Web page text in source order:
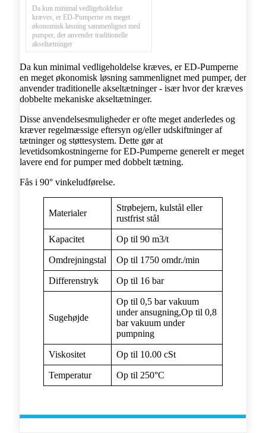
Da kun minimal vedligeholdelse
kræves, er ED-Pumperne en meget
økonomisk løsning sammenlignet med
pumper, der anvender traditionelle
akseltætninger
Da kun minimal vedligeholdelse kræves, er ED-Pumperne
en meget økonomisk løsning sammenlignet med pumper, der
anvender traditionelle akseltætninger - især hvor der kræves
dobbelte mekaniske akseltætninger.
Disse anvendelsesmuligheder er ofte meget anderledes og
kræver regelmæssige eftersyn og/eller udskiftninger af
tætninger og støttesystem. Dette gør at
levetidsomkostningerne for ED-Pumperne generelt er meget
lavere end for pumper med dobbelt tætning.
Fås i 90° vinkeludførelse.
Materialer
Strøbejern, kulstål eller
rustfrist stål
Kapacitet Op til 90 m3/t
Omdrejningstal Op til 1750 omdr./min
Differenstryk Op til 16 bar
Sugehøjde
Op til 0,5 bar vakuum
under ansugning,Op til 0,8
bar vakuum under
pumpning
Viskositet Op til 10.00 cSt
Temperatur Op til 250°C